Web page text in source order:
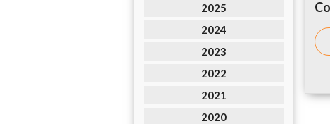
2025
2024
2023
2022
2021
2020